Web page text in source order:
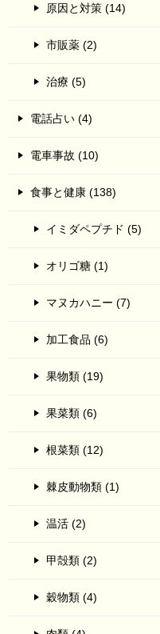
原因と対策 (14)
市販薬 (2)
治療 (5)
電話占い (4)
電車事故 (10)
食事と健康 (138)
イミダペプチド (5)
オリゴ糖 (1)
マヌカハニー (7)
加工食品 (6)
果物類 (19)
果菜類 (6)
根菜類 (12)
棘皮動物類 (1)
温活 (2)
甲殻類 (2)
穀物類 (4)